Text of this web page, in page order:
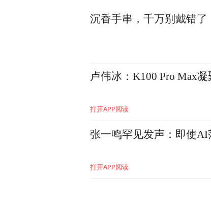
《美好生活》的另一个
从创意生成、画面风格
沉香手串，千万别戴错了
卢伟冰：K100 Pro Max
打开APP阅读
张一鸣罕见发声：即使
打开APP阅读